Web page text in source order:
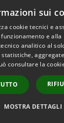
sui
cookie tecnici e
e alla
analitico al
consultare la
MOSTRA DETTAGLI